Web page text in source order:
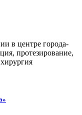
в центре города-
протезирование,